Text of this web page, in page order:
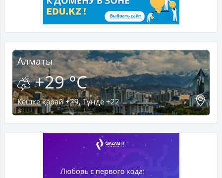
Алматы
+29 °C
Кешке қарай +29, Түнде +22